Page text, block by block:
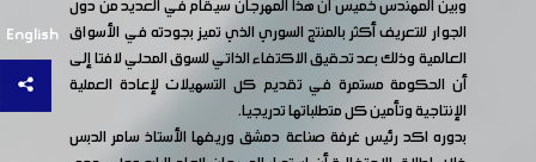
English
وبين المهندس خميس أن هذا المهرجان سيقام في العديد من دول
الجوار للتعريف أكثر بالمنتج السوري الذي تميز بجودته في الأسواق
العالمية وذلك بعد تحقيق الاكتفاء الذاتي للسوق المحلي لافتا إلى
أن الحكومة مستمرة في تقديم كل التسهيلات لإعادة العملية
الإنتاجية وتأمين كل متطلباتها تدريجيا.
بدوره اكد رئيس غرفة صناعة دمشق وريفها الأستاذ سامر الدبس